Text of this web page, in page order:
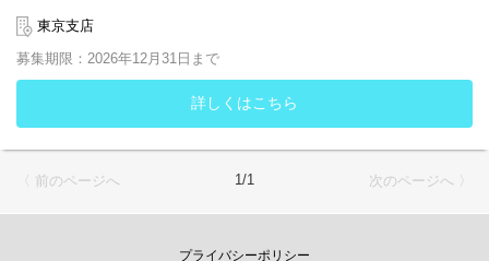
Ｒ制作経験者）
設計者やチーム間でコミュニケーションを取りながら図面作成を
進めます
大規模建築物の図面作成の経験をお持ちの方歓迎
東京支店
募集期限：2026年12月31日まで
詳しくはこちら
〈 前のページへ 1/1 次のページへ 〉
プライバシーポリシー